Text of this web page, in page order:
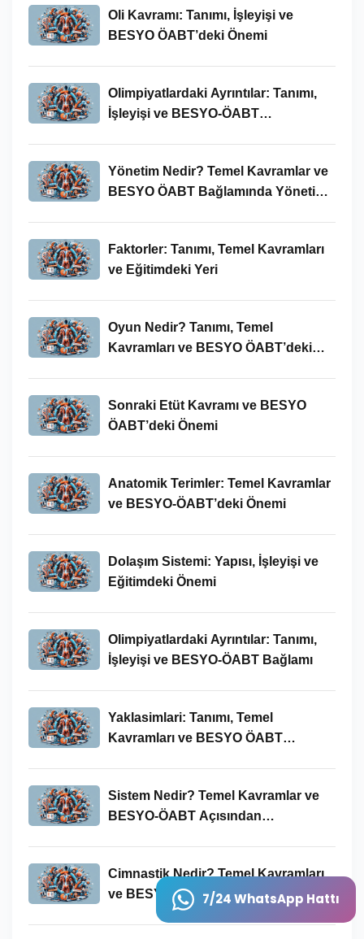
7/24 WhatsApp Hattı
Oli Kavramı: Tanımı, İşleyişi ve
BESYO ÖABT’deki Önemi
Olimpiyatlardaki Ayrıntılar: Tanımı,
İşleyişi ve BESYO-ÖABT
Yönetim Nedir? Temel Kavramlar ve
BESYO ÖABT Bağlamında Yönetim
Faktorler: Tanımı, Temel Kavramları
ve Eğitimdeki Yeri
Oyun Nedir? Tanımı, Temel
Kavramları ve BESYO ÖABT’deki
Sonraki Etüt Kavramı ve BESYO
ÖABT’deki Önemi
Anatomik Terimler: Temel Kavramlar
ve BESYO-ÖABT’deki Önemi
Dolaşım Sistemi: Yapısı, İşleyişi ve
Eğitimdeki Önemi
Olimpiyatlardaki Ayrıntılar: Tanımı,
İşleyişi ve BESYO-ÖABT Bağlamı
Yaklasimlari: Tanımı, Temel
Kavramları ve BESYO ÖABT
Sistem Nedir? Temel Kavramlar ve
BESYO-ÖABT Açısından
Cimnastik Nedir? Temel Kavramları
ve BESYO ÖABT'deki Yeri